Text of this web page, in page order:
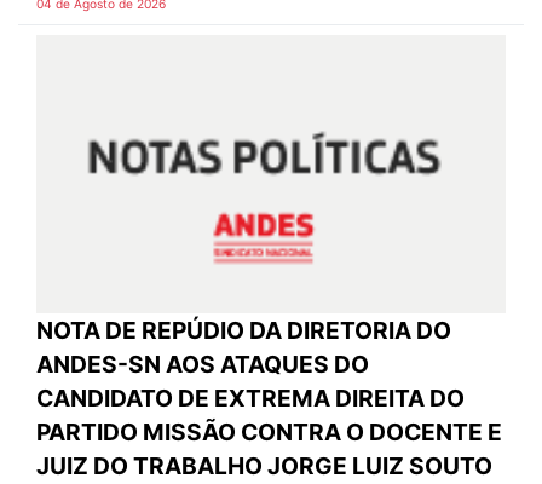
04 de Agosto de 2026
NOTA DE REPÚDIO DA DIRETORIA DO
ANDES-SN AOS ATAQUES DO
CANDIDATO DE EXTREMA DIREITA DO
PARTIDO MISSÃO CONTRA O DOCENTE E
JUIZ DO TRABALHO JORGE LUIZ SOUTO